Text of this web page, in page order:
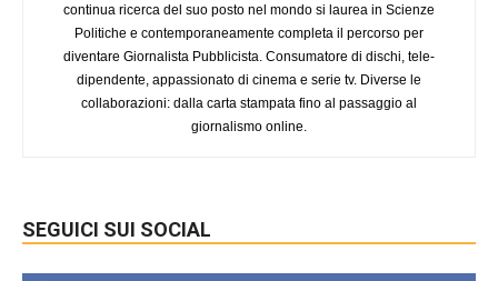
continua ricerca del suo posto nel mondo si laurea in Scienze
Politiche e contemporaneamente completa il percorso per
diventare Giornalista Pubblicista. Consumatore di dischi, tele-
dipendente, appassionato di cinema e serie tv. Diverse le
collaborazioni: dalla carta stampata fino al passaggio al
giornalismo online.
SEGUICI SUI SOCIAL